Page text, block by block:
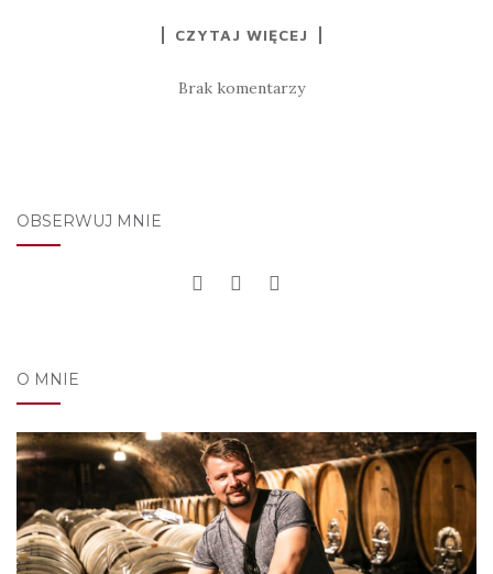
CZYTAJ WIĘCEJ
Brak komentarzy
OBSERWUJ MNIE
O MNIE